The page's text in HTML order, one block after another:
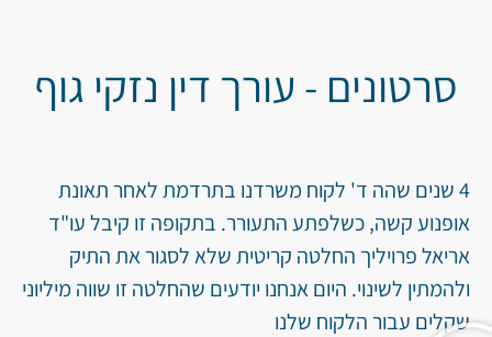
סרטונים - עורך דין נזקי גוף
4 שנים שהה ד' לקוח משרדנו בתרדמת לאחר תאונת
אופנוע קשה, כשלפתע התעורר. בתקופה זו קיבל עו"ד
אריאל פרויליך החלטה קריטית שלא לסגור את התיק
ולהמתין לשינוי. היום אנחנו יודעים שהחלטה זו שווה מיליוני
שקלים עבור הלקוח שלנו